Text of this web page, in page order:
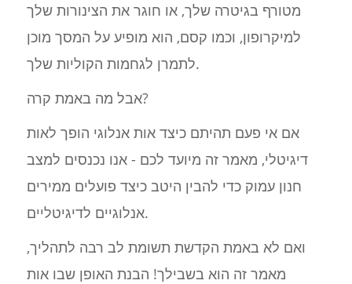
מטורף בגיטרה שלך, או חוגר את הצינורות שלך
למיקרופון, וכמו קסם, הוא מופיע על המסך מוכן
לתמרן לגחמות הקוליות שלך.
אבל מה באמת קרה?
אם אי פעם תהיתם כיצד אות אנלוגי הופך לאות
דיגיטלי, מאמר זה מיועד לכם - אנו נכנסים למצב
חנון עמוק כדי להבין היטב כיצד פועלים ממירים
אנלוגיים לדיגיטליים.
ואם לא באמת הקדשת תשומת לב רבה לתהליך,
מאמר זה הוא בשבילך! הבנת האופן שבו אות